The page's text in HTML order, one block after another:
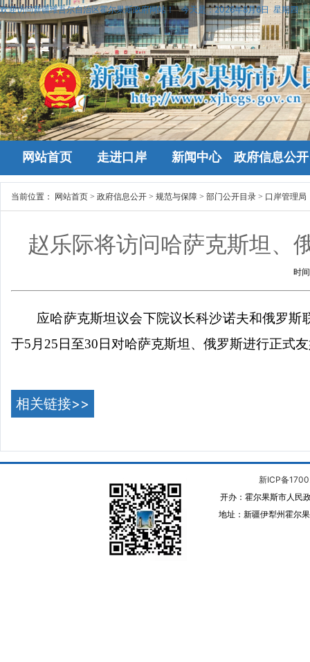
欢迎访问新疆维吾尔自治区霍尔果斯政府网站！ 今天是：2026年8月6日 星期四
网站首页 走进口岸 新闻中心 政府信息公开
当前位置： 网站首页 > 政府信息公开 > 规范与保障 > 部门公开目录 > 口岸管理局
赵乐际将访问哈萨克斯坦、
时
应哈萨克斯坦议会下院议长科沙诺夫和俄罗
于5 月 25 日至30 日对哈萨克斯坦、俄罗斯进行正式
相关链接>>
新ICP备
开办：霍尔果斯市人民
地址：新疆伊犁州霍